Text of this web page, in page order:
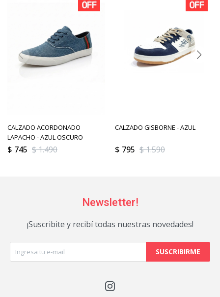
CALZADO ACORDONADO
LAPACHO - AZUL OSCURO
$ 745 $1.490
CALZADO GISBORNE - AZUL
$ 795 $1.590
Newsletter!
¡Suscribite y recibí todas nuestras novedades!
SUSCRIBIRME
